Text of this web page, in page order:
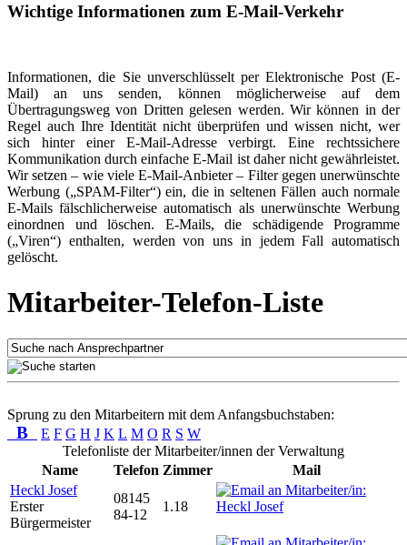
Wichtige Informationen zum E-Mail-Verkehr
Informationen, die Sie unverschlüsselt per Elektronische Post (E-
Mail) an uns senden, können möglicherweise auf dem
Übertragungsweg von Dritten gelesen werden. Wir können in der
Regel auch Ihre Identität nicht überprüfen und wissen nicht, wer
sich hinter einer E-Mail-Adresse verbirgt. Eine rechtssichere
Kommunikation durch einfache E-Mail ist daher nicht gewährleistet.
Wir setzen – wie viele E-Mail-Anbieter – Filter gegen unerwünschte
Werbung („SPAM-Filter“) ein, die in seltenen Fällen auch normale
E-Mails fälschlicherweise automatisch als unerwünschte Werbung
einordnen und löschen. E-Mails, die schädigende Programme
(„Viren“) enthalten, werden von uns in jedem Fall automatisch
gelöscht.
Mitarbeiter-Telefon-Liste
Sprung zu den Mitarbeitern mit dem Anfangsbuchstaben:
B E F G H J K L M O R S W
Telefonliste der Mitarbeiter/innen der Verwaltung
Name
Telefon Zimmer
Mail
Heckl Josef
Erster
Bürgermeister
08145
84-12
1.18